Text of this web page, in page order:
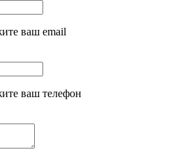
ваш email
ваш телефон